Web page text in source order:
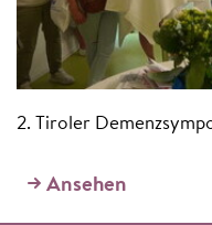
2. Tiroler
Ansehen